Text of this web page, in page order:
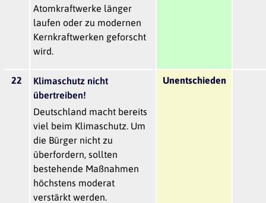
Atomkraftwerke länger
laufen oder zu modernen
Kernkraftwerken geforscht
wird.
22
Klimaschutz nicht
übertreiben!
Deutschland macht bereits
viel beim Klimaschutz. Um
die Bürger nicht zu
überfordern, sollten
bestehende Maßnahmen
höchstens moderat
verstärkt werden.
Unentschieden